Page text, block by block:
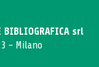
srl
- Milano